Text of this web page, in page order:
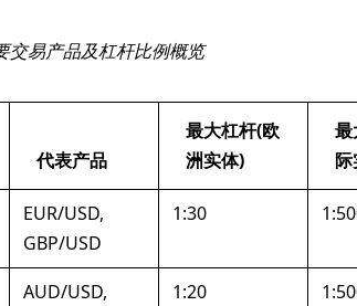
交易产品及杠杆比例概览
代表产品
最大杠杆(欧
洲实体)
最
际
EUR/USD,
GBP/USD
1:30
AUD/USD,
1:20